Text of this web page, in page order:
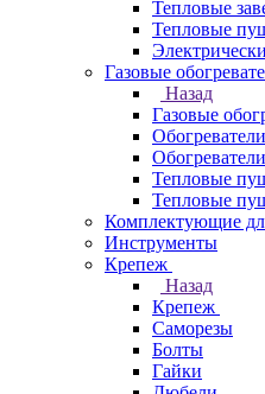
Тепловые
Тепловые
Газовые
Назад
Газовые
Тепловые
Тепловые
Комплектующие
Инструменты
Крепеж
Назад
Крепеж
Саморезы
Болты
Гайки